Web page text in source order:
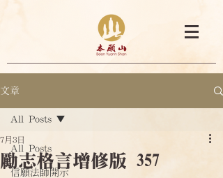
文章
All Posts
信願法師開示
All Posts
勵志格言增修版 357
7月3日